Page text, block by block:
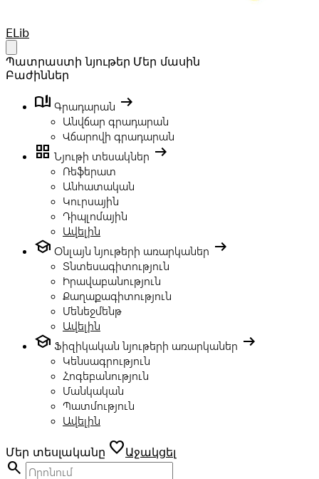
Your Company
ELib
Պատրաստի նյութեր Մեր մասին
Բաժիններ
book_ribbon Գրադարան arrow_right_alt
Անվճար գրադարան
Վճարովի գրադարան
grid_view Նյութի տեսակներ arrow_right_alt
Ռեֆերատ
Անհատական
Կուրսային
Դիպլոմային
Ավելին
school Օնլայն նյութերի առարկաներ arrow_right_alt
Տնտեսագիտություն
Իրավաբանություն
Քաղաքագիտություն
Մենեջմենթ
Ավելին
school Ֆիզիկական նյութերի առարկաներ arrow_right_alt
Կենսագրություն
Հոգեբանություն
Մանկական
Պատմություն
Ավելին
Մեր տեսլականը favoriteԱջակցել
search